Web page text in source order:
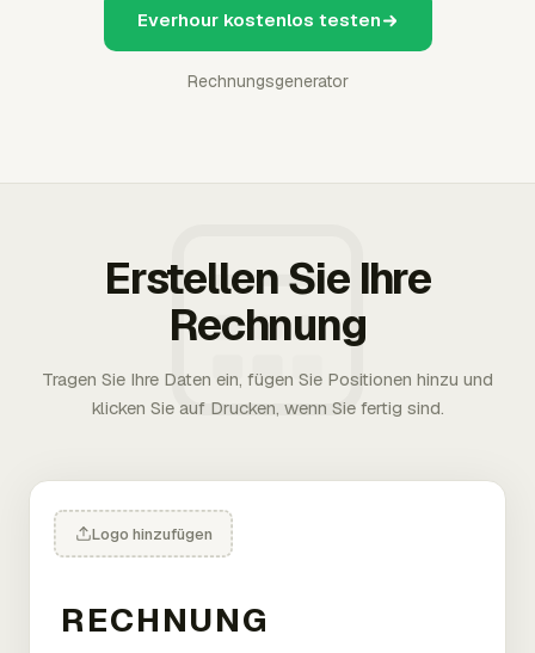
Everhour kostenlos testen
Rechnungsgenerator
Erstellen Sie Ihre
Rechnung
Tragen Sie Ihre Daten ein, fügen Sie Positionen hinzu und
klicken Sie auf Drucken, wenn Sie fertig sind.
Logo hinzufügen